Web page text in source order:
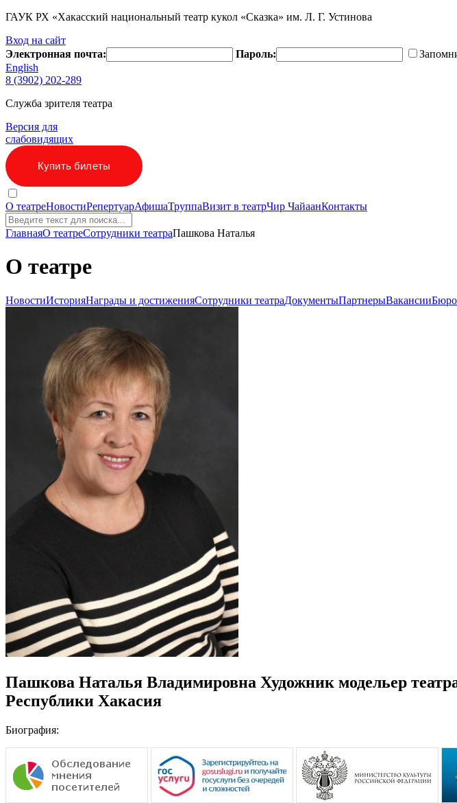
ГАУК РХ «Хакасский национальный театр кукол «Сказка» им. Л. Г. Устинова
Вход на сайт
Электронная почта:
Пароль:
English
8 (3902) 202-289
Служба зрителя театра
Версия для
слабовидящих
Купить билеты
О театреНовостиРепертуарАфишаТруппаВизит в театрЧир ЧайаанКонтакты
ГлавнаяО театреCотрудники театраПашкова Наталья
О театре
НовостиИсторияНаграды и достиженияCотрудники театраДокументыПартнерыВакансииБюро
Пашкова Наталья Владимировна Художник модельер
Республики Хакасия
Биография: